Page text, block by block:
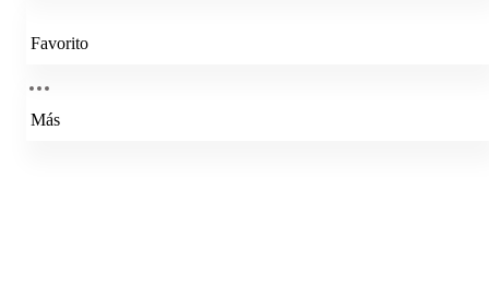
Favorito
Más